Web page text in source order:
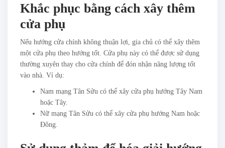
Khắc phục bằng cách xây thêm
cửa phụ
Nếu hướng cửa chính không thuận lợi, gia chủ có thể xây thêm
một cửa phụ theo hướng tốt. Cửa phụ này có thể được sử dụng
thường xuyên thay cho cửa chính để đón nhận năng lượng tốt
vào nhà. Ví dụ:
Nam mạng Tân Sửu có thể xây cửa phụ hướng Tây Nam
hoặc Tây.
Nữ mạng Tân Sửu có thể xây cửa phụ hướng Nam hoặc
Đông.